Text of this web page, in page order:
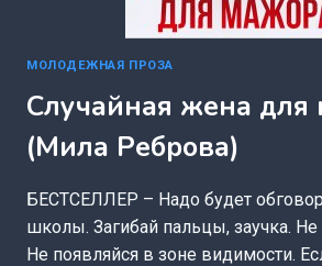
МОЛОДЕЖНАЯ ПРОЗА
Случайная жена для
(Мила Реброва)
БЕСТСЕЛЛЕР – Надо будет
школы. Загибай пальцы, заучка.
Не появляйся в зоне видимости.